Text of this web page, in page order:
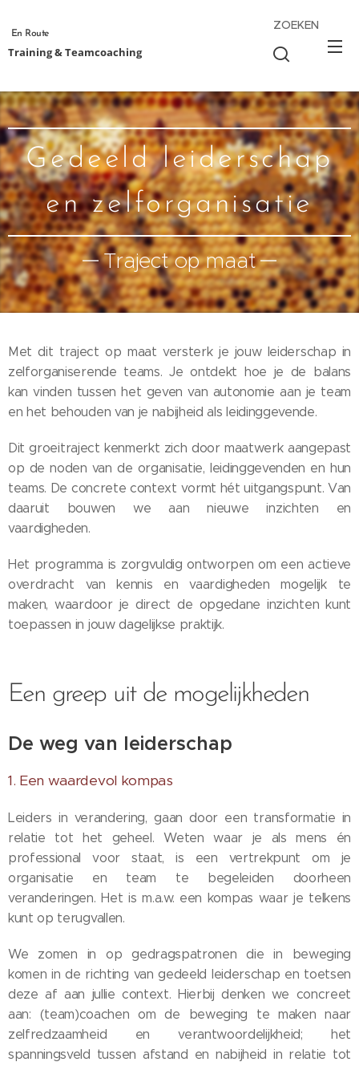
En Route
Training & Teamcoaching
ZOEKEN
Gedeeld leiderschap
en zelforganisatie
Traject op maat
Met dit traject op maat versterk je jouw leiderschap in
zelforganiserende teams. Je ontdekt hoe je de balans
kan vinden tussen het geven van autonomie aan je team
en het behouden van je nabijheid als leidinggevende.
Dit groeitraject kenmerkt zich door maatwerk aangepast
op de noden van de organisatie, leidinggevenden en hun
teams. De concrete context vormt hét uitgangspunt. Van
daaruit bouwen we aan nieuwe inzichten en
vaardigheden.
Het programma is zorgvuldig ontworpen om een actieve
overdracht van kennis en vaardigheden mogelijk te
maken, waardoor je direct de opgedane inzichten kunt
toepassen in jouw dagelijkse praktijk.
Een greep uit de mogelijkheden
De weg van leiderschap
1. Een waardevol kompas
Leiders in verandering, gaan door een transformatie in
relatie tot het geheel. Weten waar je als mens én
professional voor staat, is een vertrekpunt om je
organisatie en team te begeleiden doorheen
veranderingen. Het is m.a.w. een kompas waar je telkens
kunt op terugvallen.
We zomen in op gedragspatronen die in beweging
komen in de richting van gedeeld leiderschap en toetsen
deze af aan jullie context. Hierbij denken we concreet
aan: (team)coachen om de beweging te maken naar
zelfredzaamheid en verantwoordelijkheid; het
spanningsveld tussen afstand en nabijheid in relatie tot